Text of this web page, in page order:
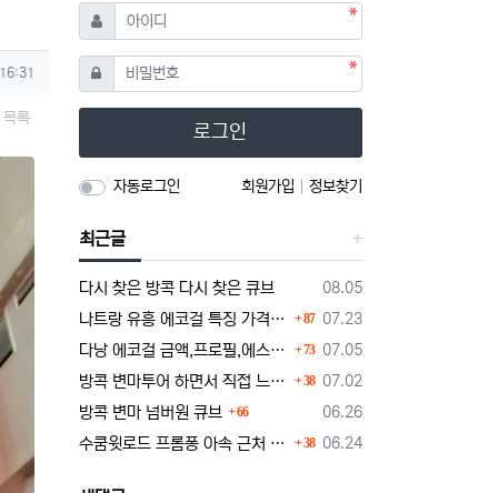
목록
아이디 필수
비밀번호필수
로그인
자동로그인 회원가입 정보찾기
최근글
등록일
08.05
다시 찾은 방콕 다시 찾은 큐브
등록일
07.23
나트랑 유흥 에코걸 특징 가격 단점부터 마사지 가라오케 알아보기
댓글
87
등록일
07.05
다낭 에코걸 금액,프로필,에스코트 비즈니스의 정석
댓글
73
등록일
07.02
방콕 변마투어 하면서 직접 느낀 장단점 및 1인가격 소개
댓글
38
등록일
06.26
방콕 변마 넘버원 큐브 66
등록일
06.24
수쿰윗로드 프롬퐁 아속 근처 변마에대한 정보글
댓글
38